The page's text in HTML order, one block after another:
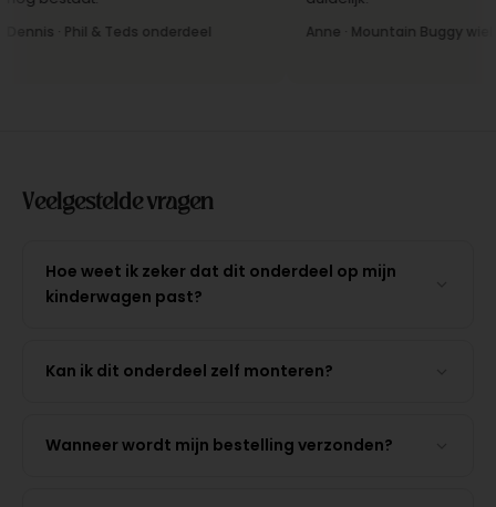
· Phil & Teds onderdeel Anne · Mountain Buggy wiel
Veelgestelde vragen
Hoe weet ik zeker dat dit onderdeel op mijn
kinderwagen past?
Kan ik dit onderdeel zelf monteren?
Wanneer wordt mijn bestelling verzonden?